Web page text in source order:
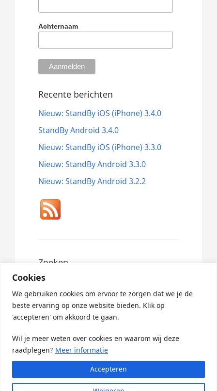
Cookies
We gebruiken cookies om ervoor te zorgen dat we je de
beste ervaring op onze website bieden. Klik op
'accepteren' om akkoord te gaan.
Wil je meer weten over cookies en waarom wij deze
raadplegen? Meer informatie
Accepteren
Achternaam
Recente berichten
Nieuw: StandBy iOS (iPhone) 3.4.0
StandBy Android 3.4.0
Nieuw: StandBy iOS (iPhone) 3.3.0
Nieuw: StandBy Android 3.3.0
Nieuw: StandBy Android 3.2.2
Zoeken
Search
for:
© 2026 ·StandBy Updates· Powered ByGreenlet